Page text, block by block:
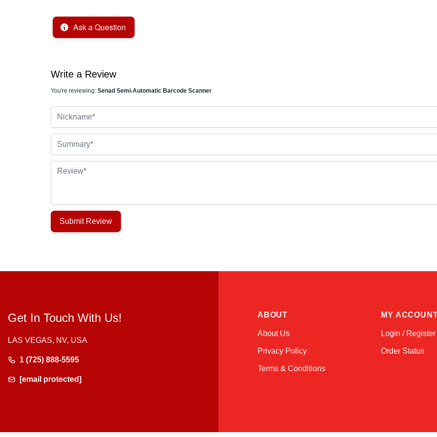
Ask a Question
Write a Review
You're reviewing: Senad Semi-Automatic Barcode Scanner
Review
Submit Review
Get In Touch With Us!
LAS VEGAS, NV, USA
1 (725) 888-5595
[email protected]
ABOUT
About Us
Privacy Policy
Terms & Conditions
MY
Login / Register
Order Status